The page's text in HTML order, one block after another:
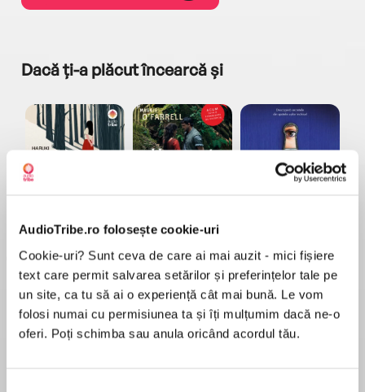
AudioTribe.ro folosește cookie-uri
Cookie-uri? Sunt ceva de care ai mai auzit - mici fișiere
text care permit salvarea setărilor și preferințelor tale pe
un site, ca tu să ai o experiență cât mai bună. Le vom
folosi numai cu permisiunea ta și îți mulțumim dacă ne-o
oferi. Poți schimba sau anula oricând acordul tău.
Dacă ți-a plăcut încearcă și